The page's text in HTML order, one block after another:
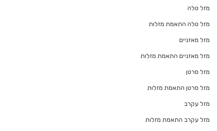
מזל טלה
מזל טלה התאמת מזלות
מזל מאזניים
מזל מאזניים התאמת מזלות
מזל סרטן
מזל סרטן התאמת מזלות
מזל עקרב
מזל עקרב התאמת מזלות